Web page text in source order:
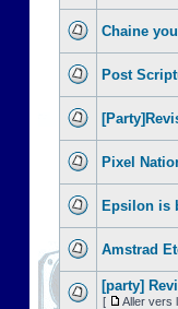
Chaine
Post
Pixel
Epsilon is
Amstrad
[party]
[ Aller vers